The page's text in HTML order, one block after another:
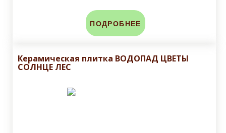
ПОДРОБНЕЕ
Керамическая плитка ВОДОПАД ЦВЕТЫ
СОЛНЦЕ ЛЕС